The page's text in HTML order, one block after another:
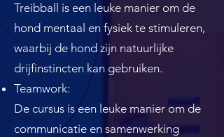
Treibball is een leuke manier om de
hond mentaal en fysiek te stimuleren,
waarbij de hond zijn natuurlijke
drijfinstincten kan gebruiken.
Teamwork:
De cursus is een leuke manier om de
communicatie en samenwerking